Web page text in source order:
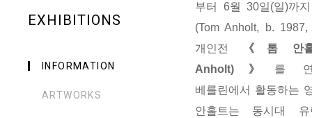
EXHIBITIONS
INFORMATION
ARTWORKS
부터 6월30일(일)까
(Tom Anholt, b.
개인전
《톰 안
Anholt) 》 를 연
베를린에서 활동하는
안홀트는 동시대